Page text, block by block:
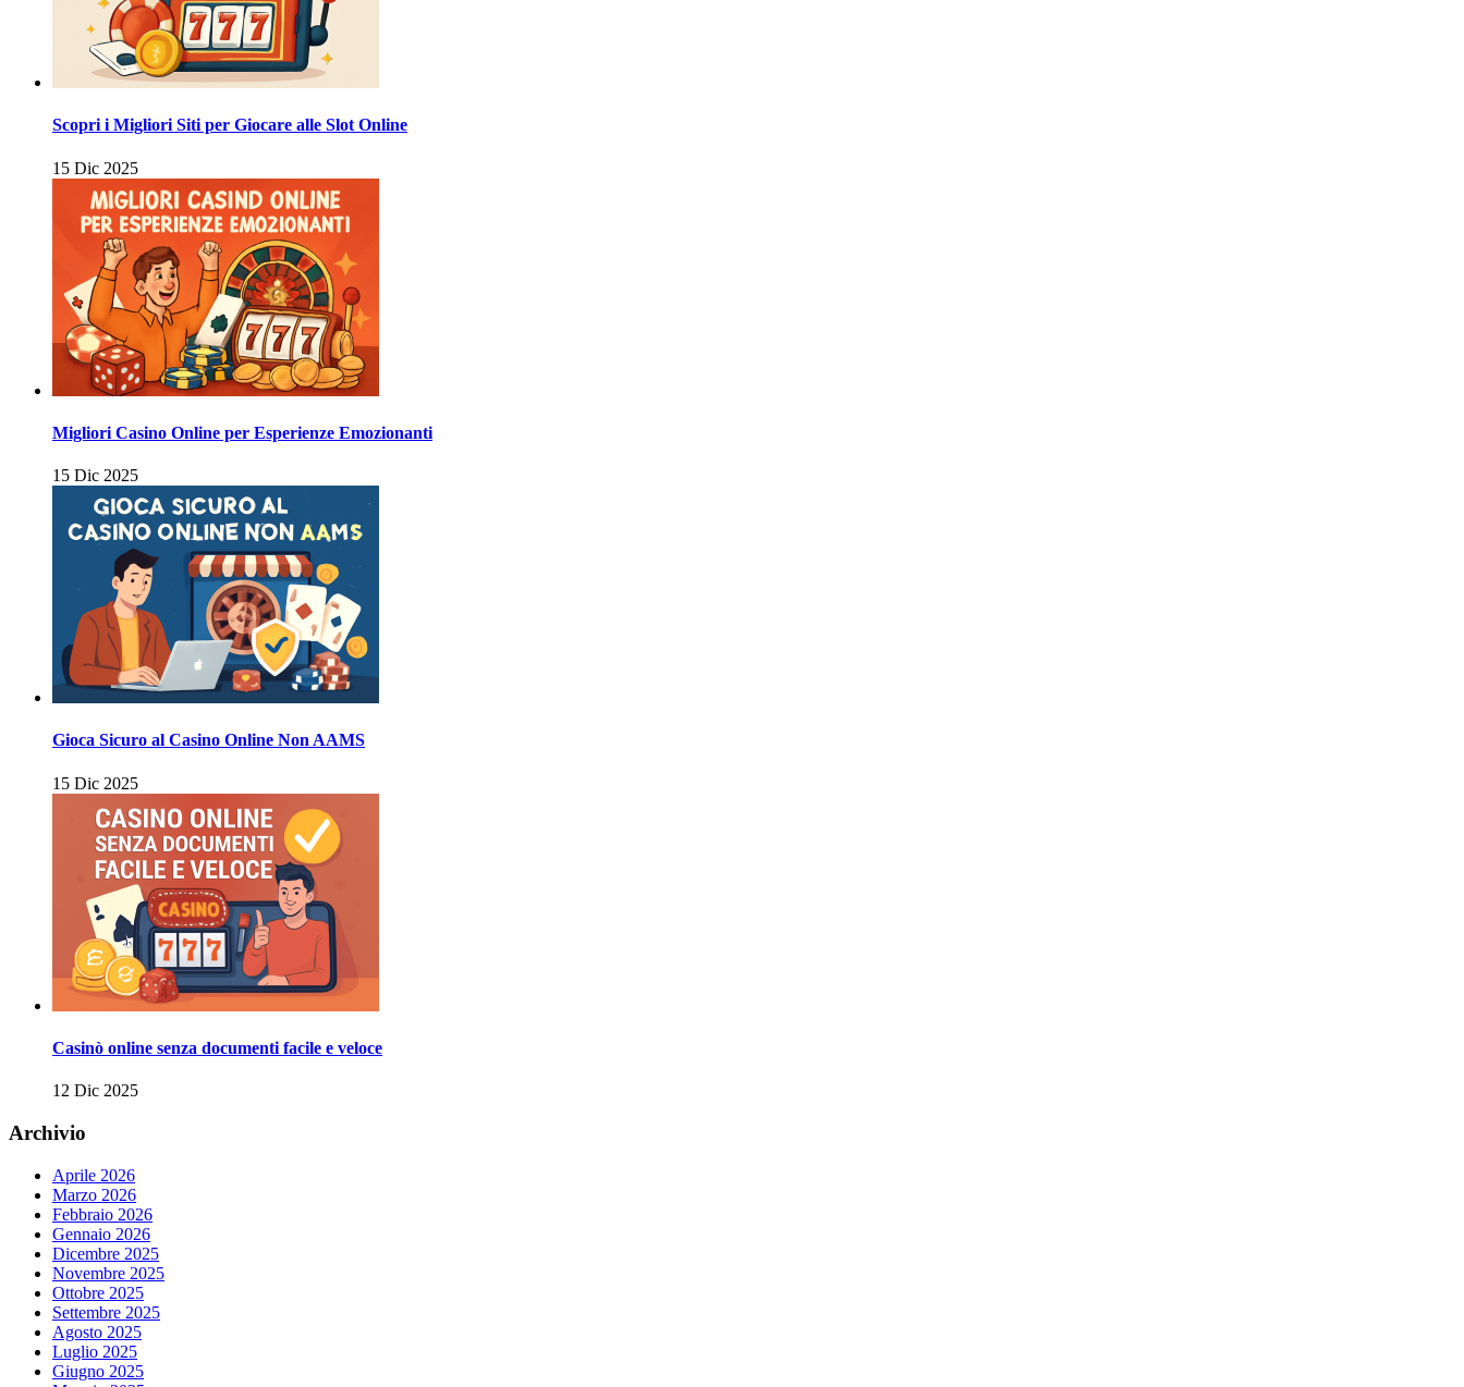
Scopri i Migliori Siti per Giocare alle Slot Online
15 Dic 2025
Migliori Casino Online per Esperienze Emozionanti
15 Dic 2025
Gioca Sicuro al Casino Online Non AAMS
15 Dic 2025
Casinò online senza documenti facile e veloce
12 Dic 2025
Archivio
Aprile 2026
Marzo 2026
Febbraio 2026
Gennaio 2026
Dicembre 2025
Novembre 2025
Ottobre 2025
Settembre 2025
Agosto 2025
Luglio 2025
Giugno 2025